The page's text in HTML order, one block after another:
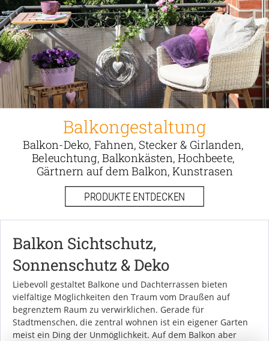
Balkongestaltung
Balkon-Deko, Fahnen, Stecker & Girlanden,
Beleuchtung, Balkonkästen, Hochbeete,
Gärtnern auf dem Balkon, Kunstrasen
PRODUKTE ENTDECKEN
Balkon Sichtschutz,
Sonnenschutz & Deko
Liebevoll gestaltet Balkone und Dachterrassen bieten
vielfältige Möglichkeiten den Traum vom Draußen auf
begrenztem Raum zu verwirklichen. Gerade für
Stadtmenschen, die zentral wohnen ist ein eigener Garten
meist ein Ding der Unmöglichkeit. Auf dem Balkon aber